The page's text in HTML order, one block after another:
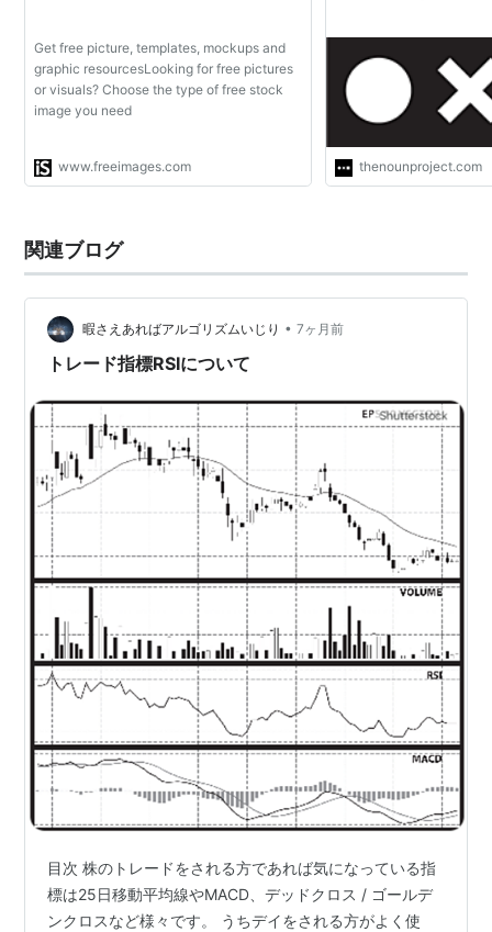
Get free picture, templates, mockups and
graphic resourcesLooking for free pictures
or visuals? Choose the type of free stock
image you need
www.freeimages.com thenounproject.com
関連ブログ
暇さえあればアルゴリズムいじり • 7ヶ月前
トレード指標RSIについて
目次 株のトレードをされる方であれば気になっている指
標は25日移動平均線やMACD、デッドクロス / ゴールデ
ンクロスなど様々です。 うちデイをされる方がよく使